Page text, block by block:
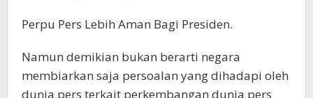
Perpu Pers Lebih Aman Bagi Presiden.
Namun demikian bukan berarti negara
membiarkan saja persoalan yang dihadapi oleh
dunia pers terkait perkembangan dunia pers